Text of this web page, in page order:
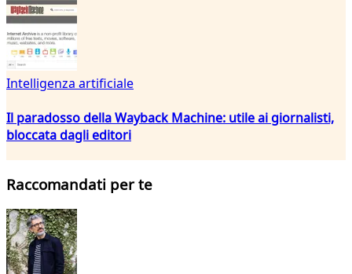
Intelligenza artificiale
Il paradosso della Wayback Machine: utile ai giornalisti,
bloccata dagli editori
Raccomandati per te